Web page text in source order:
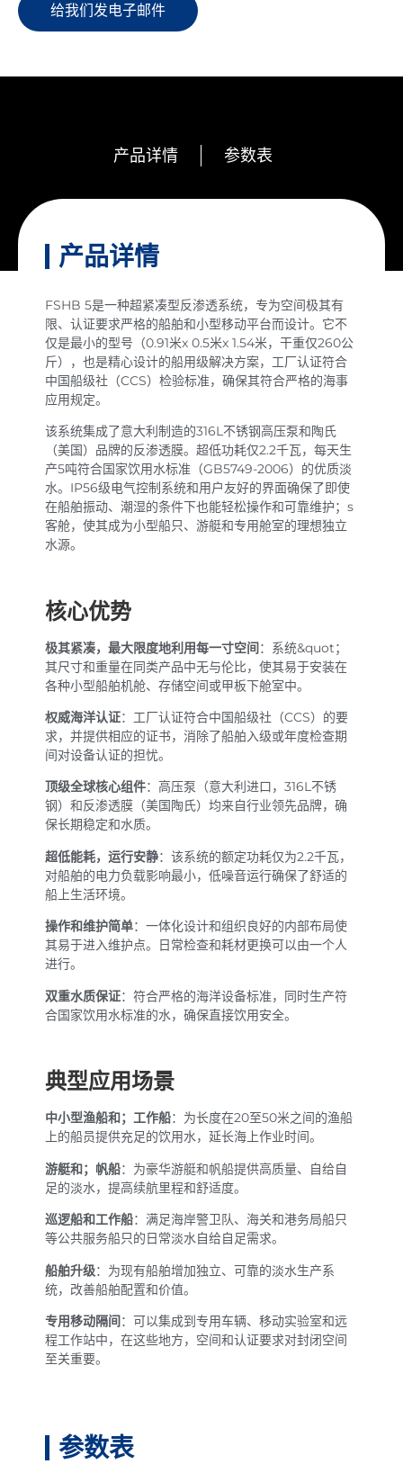
给我们发电子邮件
产品详情 参数表
产品详情
FSHB 5是一种超紧凑型反渗透系统，专为空间极其有
限、认证要求严格的船舶和小型移动平台而设计。它不
仅是最小的型号（0.91米x 0.5米x 1.54米，干重仅260公
斤），也是精心设计的船用级解决方案，工厂认证符合
中国船级社（CCS）检验标准，确保其符合严格的海事
应用规定。
该系统集成了意大利制造的316L不锈钢高压泵和陶氏
（美国）品牌的反渗透膜。超低功耗仅2.2千瓦，每天生
产5吨符合国家饮用水标准（GB5749-2006）的优质淡
水。IP56级电气控制系统和用户友好的界面确保了即使
在船舶振动、潮湿的条件下也能轻松操作和可靠维护；s
客舱，使其成为小型船只、游艇和专用舱室的理想独立
水源。
核心优势
极其紧凑，最大限度地利用每一寸空间：系统&quot；
其尺寸和重量在同类产品中无与伦比，使其易于安装在
各种小型船舶机舱、存储空间或甲板下舱室中。
权威海洋认证：工厂认证符合中国船级社（CCS）的要
求，并提供相应的证书，消除了船舶入级或年度检查期
间对设备认证的担忧。
顶级全球核心组件：高压泵（意大利进口，316L不锈
钢）和反渗透膜（美国陶氏）均来自行业领先品牌，确
保长期稳定和水质。
超低能耗，运行安静：该系统的额定功耗仅为2.2千瓦，
对船舶的电力负载影响最小，低噪音运行确保了舒适的
船上生活环境。
操作和维护简单：一体化设计和组织良好的内部布局使
其易于进入维护点。日常检查和耗材更换可以由一个人
进行。
双重水质保证：符合严格的海洋设备标准，同时生产符
合国家饮用水标准的水，确保直接饮用安全。
典型应用场景
中小型渔船和；工作船：为长度在20至50米之间的渔船
上的船员提供充足的饮用水，延长海上作业时间。
游艇和；帆船：为豪华游艇和帆船提供高质量、自给自
足的淡水，提高续航里程和舒适度。
巡逻船和工作船：满足海岸警卫队、海关和港务局船只
等公共服务船只的日常淡水自给自足需求。
船舶升级：为现有船舶增加独立、可靠的淡水生产系
统，改善船舶配置和价值。
专用移动隔间：可以集成到专用车辆、移动实验室和远
程工作站中，在这些地方，空间和认证要求对封闭空间
至关重要。
参数表